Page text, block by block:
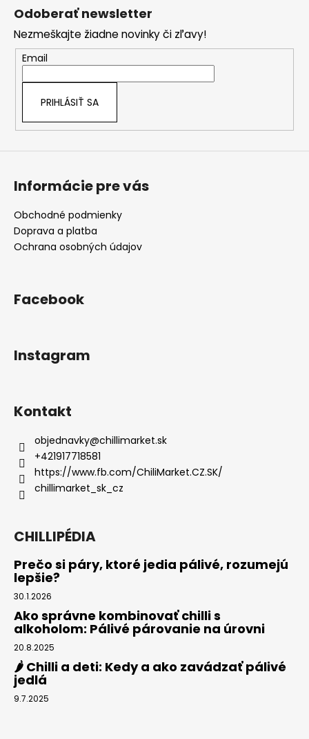
Odoberať newsletter
Nezmeškajte žiadne novinky či zľavy!
Email
PRIHLÁSIŤ SA
Informácie pre vás
Obchodné podmienky
Doprava a platba
Ochrana osobných údajov
Facebook
Instagram
Kontakt
objednavky@chillimarket.sk
+421917718581
https://www.fb.com/ChiliMarket.CZ.SK/
chillimarket_sk_cz
CHILLIPÉDIA
Prečo si páry, ktoré jedia pálivé, rozumejú
lepšie?
30.1.2026
Ako správne kombinovať chilli s
alkoholom: Pálivé párovanie na úrovni
20.8.2025
🌶️ Chilli a deti: Kedy a ako zavádzať pálivé
jedlá
9.7.2025